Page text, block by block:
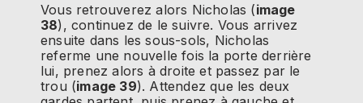
Vous retrouverez alors Nicholas (image
38), continuez de le suivre. Vous arrivez
ensuite dans les sous-sols, Nicholas
referme une nouvelle fois la porte derrière
lui, prenez alors à droite et passez par le
trou (image 39). Attendez que les deux